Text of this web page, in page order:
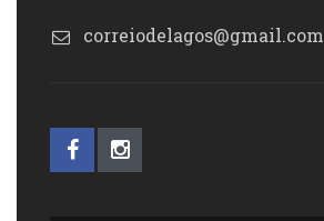
correiodelagos@gmail.com